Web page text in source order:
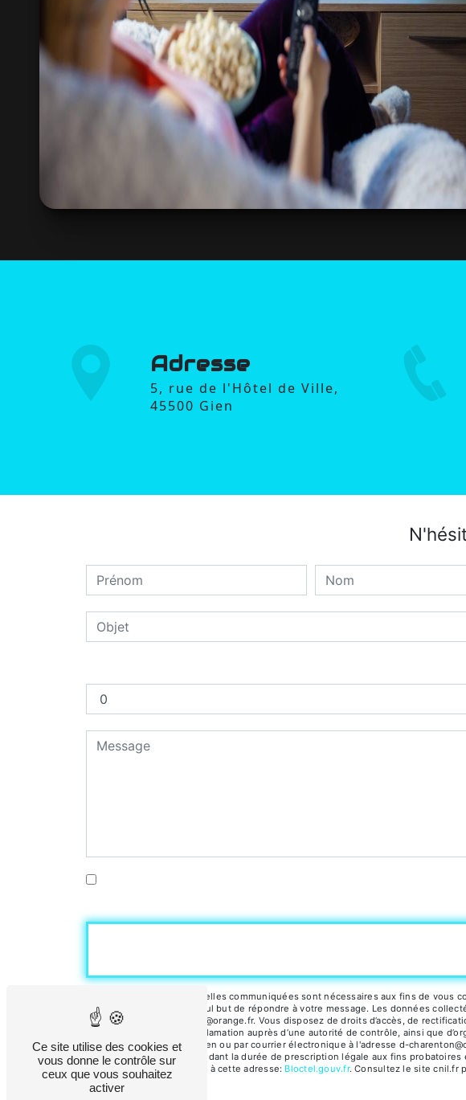
Adresse
5, rue de l'Hôtel de Ville,
45500 Gien
** Les données personnelles communiquées sont nécessaires aux fins de
sous-traitants dans le seul but de répondre à votre message. Les données
45500 Gien d-charenton@orange.fr. Vous disposez de droits d’accès, de
droit d’introduire une réclamation auprès d’une autorité de contrôle, ainsi que
l'Hôtel de Ville, 45500 Gien ou par courrier électronique à l'adresse d-
prise de contact puis pendant la durée de prescription légale aux fins
téléphonique, disponible à cette adresse:
Bloctel.gouv.fr. Consultez le site cnil.fr
Ce site utilise des cookies et
vous donne le contrôle sur
ceux que vous souhaitez
activer